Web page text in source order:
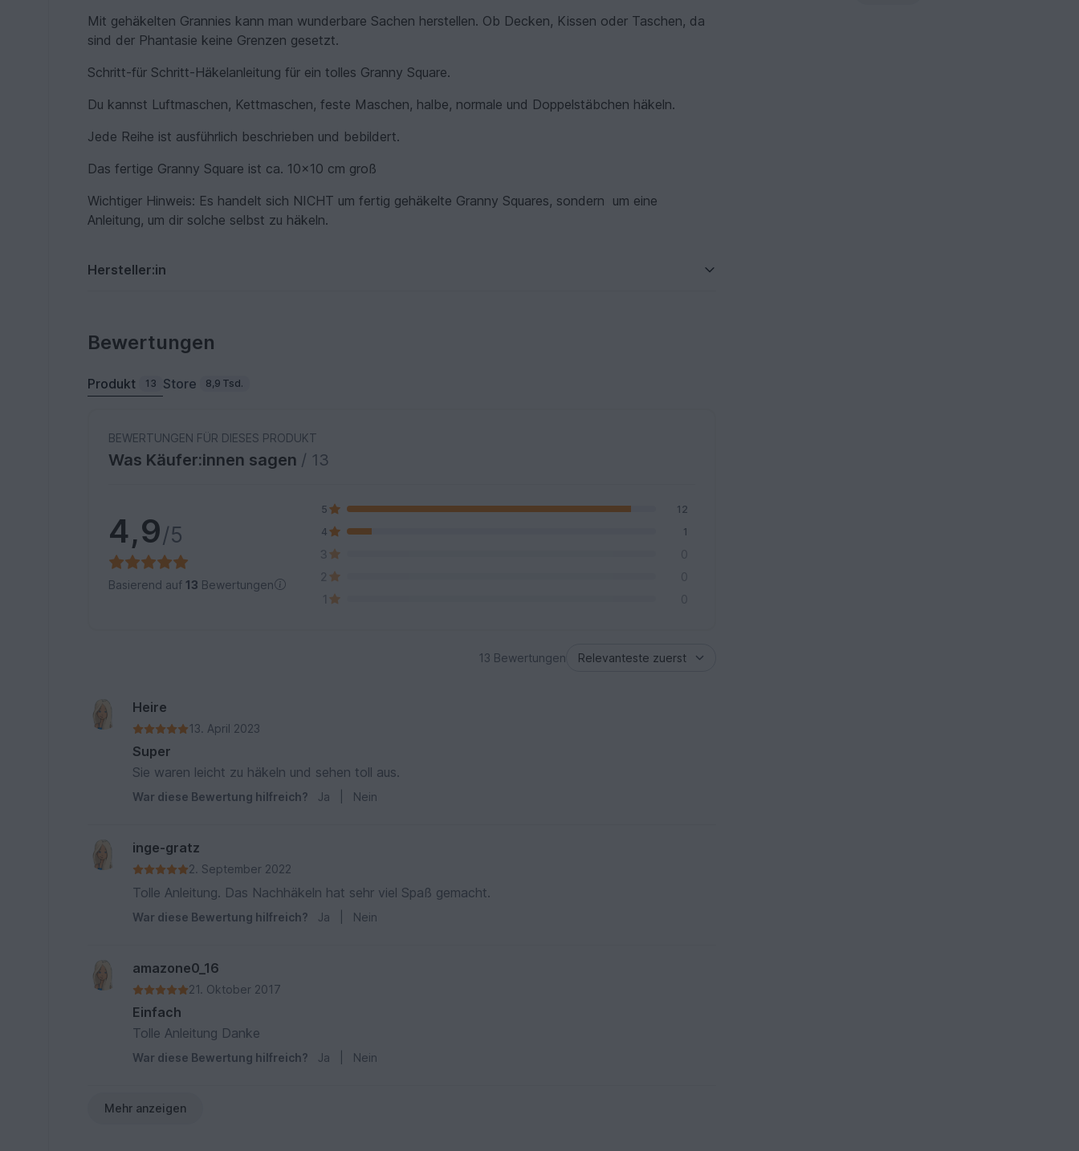
Mit gehäkelten Grannies kann man wunderbare Sachen herstellen. Ob Decken, Kissen oder Taschen, da
sind der Phantasie keine Grenzen gesetzt.
Schritt-für Schritt-Häkelanleitung für ein tolles Granny Square.
Du kannst Luftmaschen, Kettmaschen, feste Maschen, halbe, normale und Doppelstäbchen häkeln.
Jede Reihe ist ausführlich beschrieben und bebildert.
Das fertige Granny Square ist ca. 10x10 cm groß
Wichtiger Hinweis: Es handelt sich NICHT um fertig gehäkelte Granny Squares, sondern um eine
Anleitung, um dir solche selbst zu häkeln.
Hersteller:in
Bewertungen
Produkt 13 Store 8,9 Tsd.
BEWERTUNGEN FÜR DIESES PRODUKT
Was Käufer:innen sagen / 13
4,9/5
Basierend auf 13 Bewertungen
5
12
4
1
3
0
2
0
1
0
13 Bewertungen
Heire
13. April 2023
Super
Sie waren leicht zu häkeln und sehen toll aus.
War diese Bewertung hilfreich? Ja Nein
inge-gratz
2. September 2022
Tolle Anleitung. Das Nachhäkeln hat sehr viel Spaß gemacht.
War diese Bewertung hilfreich? Ja Nein
amazone0_16
21. Oktober 2017
Einfach
Tolle Anleitung Danke
War diese Bewertung hilfreich? Ja Nein
Mehr anzeigen